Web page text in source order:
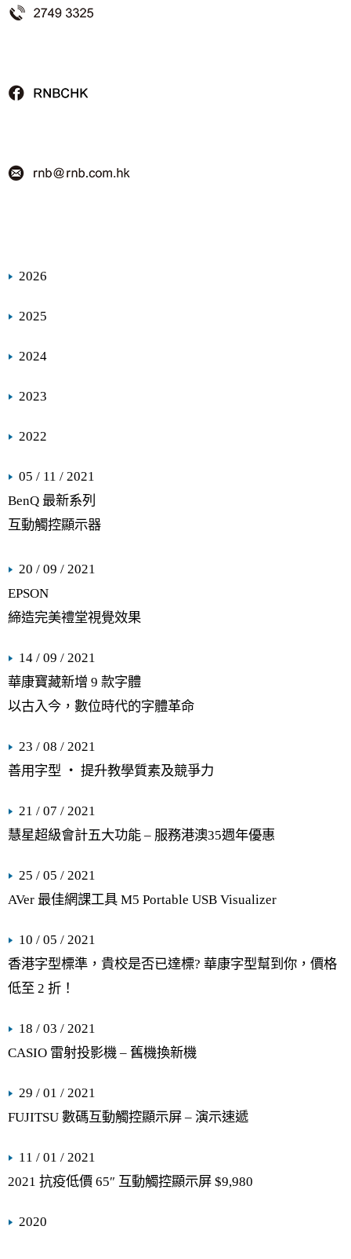
2026
2025
2024
2023
2022
05 / 11 / 2021
BenQ 最新系列
互動觸控顯示器
20 / 09 / 2021
EPSON
締造完美禮堂視覺效果
14 / 09 / 2021
華康寶藏新增 9 款字體
以古入今，數位時代的字體革命
23 / 08 / 2021
善用字型 ‧ 提升教學質素及競爭力
21 / 07 / 2021
慧星超級會計五大功能 – 服務港澳35週年優惠
25 / 05 / 2021
AVer 最佳網課工具 M5 Portable USB Visualizer
10 / 05 / 2021
香港字型標準，貴校是否已達標? 華康字型幫到你，價格
低至 2 折！
18 / 03 / 2021
CASIO 雷射投影機 – 舊機換新機
29 / 01 / 2021
FUJITSU 數碼互動觸控顯示屏 – 演示速遞
11 / 01 / 2021
2021 抗疫低價 65″ 互動觸控顯示屏 $9,980
2020